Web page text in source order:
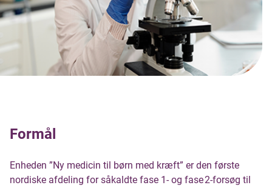
Formål
Enheden ”Ny medicin til børn med kræft” er den første
nordiske afdeling for såkaldte fase 1- og fase 2-forsøg til